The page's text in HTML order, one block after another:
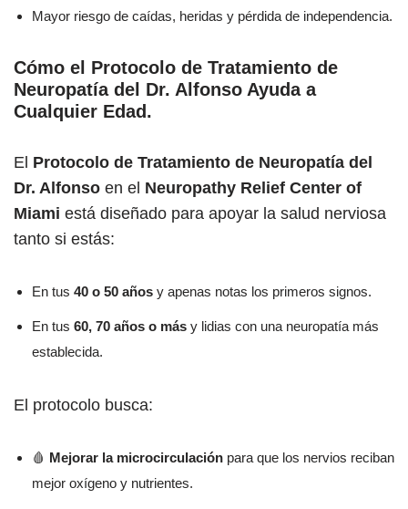
Mayor riesgo de caídas, heridas y pérdida de independencia.
Cómo el Protocolo de Tratamiento de
Neuropatía del Dr. Alfonso Ayuda a
Cualquier Edad.
El Protocolo de Tratamiento de Neuropatía del
Dr. Alfonso en el Neuropathy Relief Center of
Miami está diseñado para apoyar la salud nerviosa
tanto si estás:
En tus 40 o 50 años y apenas notas los primeros signos.
En tus 60, 70 años o más y lidias con una neuropatía más
establecida.
El protocolo busca:
🩸 Mejorar la microcirculación para que los nervios reciban
mejor oxígeno y nutrientes.